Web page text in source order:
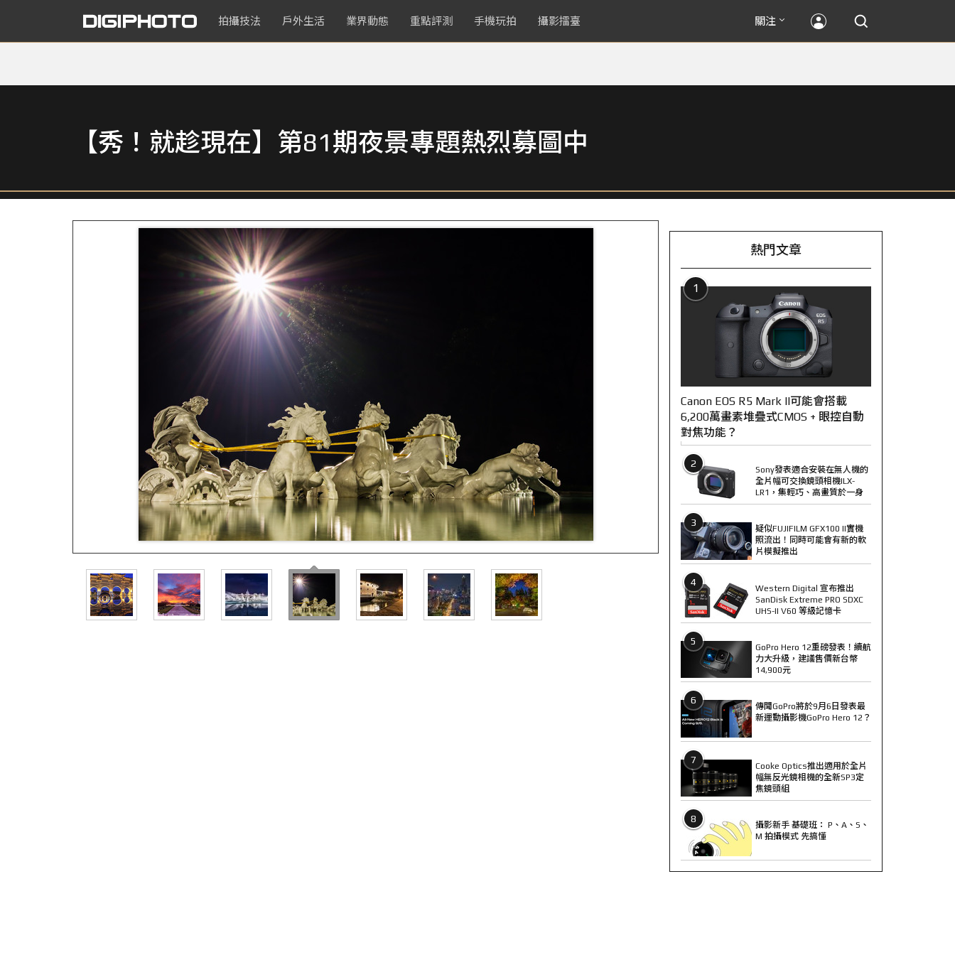
拍攝技法 戶外生活 業界動態 重點評測 手機玩拍 攝影擂臺 關注
【秀！就趁現在】第81期夜景專題熱烈募圖中
熱門文章
1
Canon EOS R5 Mark II可能會搭載
6,200萬畫素堆疊式CMOS + 眼控自動
對焦功能？
2
Sony發表適合安裝在無人機的
全片幅可交換鏡頭相機ILX-
LR1，集輕巧、高畫質於一身
3
疑似FUJIFILM GFX100 II實機
照流出！同時可能會有新的軟
片模擬推出
4
Western Digital 宣布推出
SanDisk Extreme PRO SDXC
UHS-II V60 等級記憶卡
5
GoPro Hero 12重磅發表！續航
力大升級，建議售價新台幣
14,900元
6
傳聞GoPro將於9月6日發表最
新運動攝影機GoPro Hero 12？
7
Cooke Optics推出適用於全片
幅無反光鏡相機的全新SP3定
焦鏡頭組
8
攝影新手 基礎班： P、A、S、
M 拍攝模式 先搞懂